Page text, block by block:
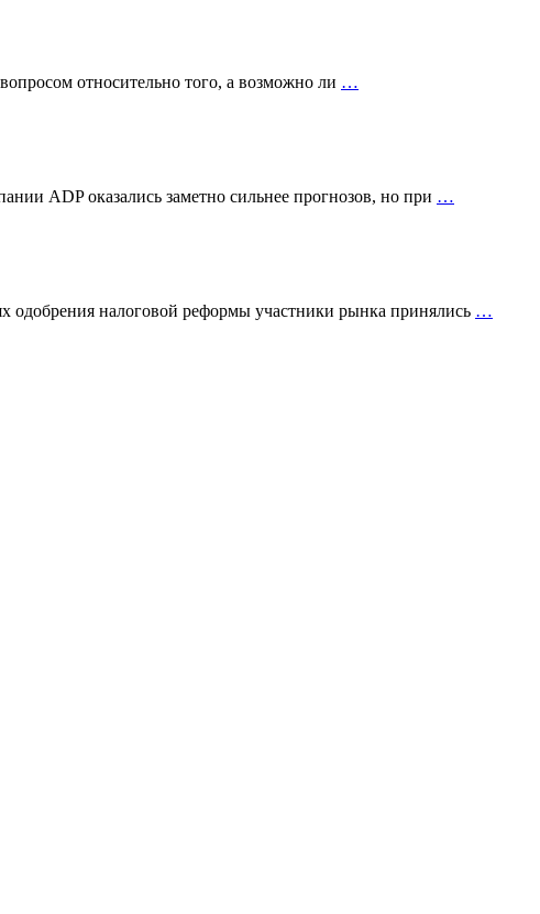
относительно того, а возможно ли …
ADP оказались заметно сильнее прогнозов, но при …
одобрения налоговой реформы участники рынка принялись …